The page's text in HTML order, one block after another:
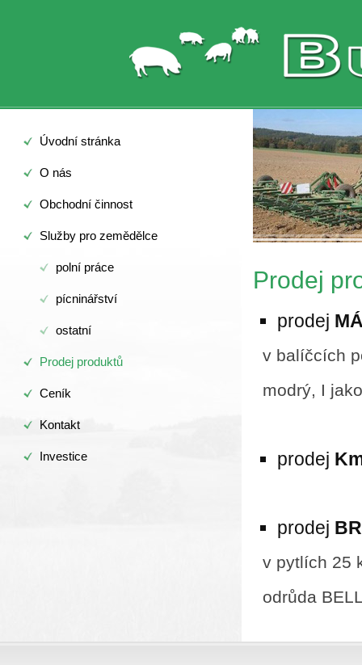
Úvodní stránka
O nás
Obchodní činnost
Služby pro zemědělce
polní práce
pícninářství
ostatní
Prodej produktů
Ceník
Kontakt
Investice
Prodej
prodej
v balíčcích
modrý, I
prodej
prodej
v pytlích 25
odrůda